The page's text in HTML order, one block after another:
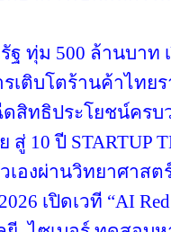
ทุ่ม 500 ล้านบาท
ติบโตร้านค้าไทยร
ดสิทธิประโยชน์ครบ
สู่ 10 ปี STARTUP
องผ่านวิทยาศาสต
เปิดเวที “AI